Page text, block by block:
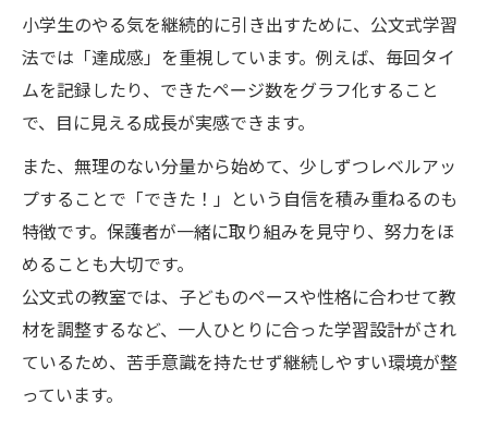
小学生のやる気を継続的に引き出すために、公文式学習
法では「達成感」を重視しています。例えば、毎回タイ
ムを記録したり、できたページ数をグラフ化すること
で、目に見える成長が実感できます。
また、無理のない分量から始めて、少しずつレベルアッ
プすることで「できた！」という自信を積み重ねるのも
特徴です。保護者が一緒に取り組みを見守り、努力をほ
めることも大切です。
公文式の教室では、子どものペースや性格に合わせて教
材を調整するなど、一人ひとりに合った学習設計がされ
ているため、苦手意識を持たせず継続しやすい環境が整
っています。